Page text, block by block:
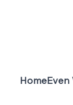
HomeEven